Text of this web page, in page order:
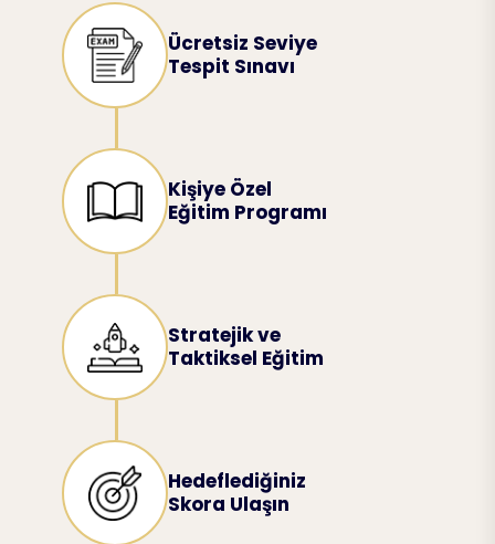
Ücretsiz Seviye
Tespit Sınavı
Kişiye Özel
Eğitim Programı
Stratejik ve
Taktiksel Eğitim
Hedeflediğiniz
Skora Ulaşın